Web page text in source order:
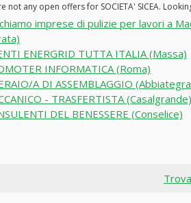
not any open offers for SOCIETA' SICEA.
imprese di pulizie per lavori a
ENERGRID TUTTA ITALIA (Massa)
INFORMATICA (Roma)
A DI ASSEMBLAGGIO
- TRASFERTISTA (Casalgrande)
DEL BENESSERE (Conselice)